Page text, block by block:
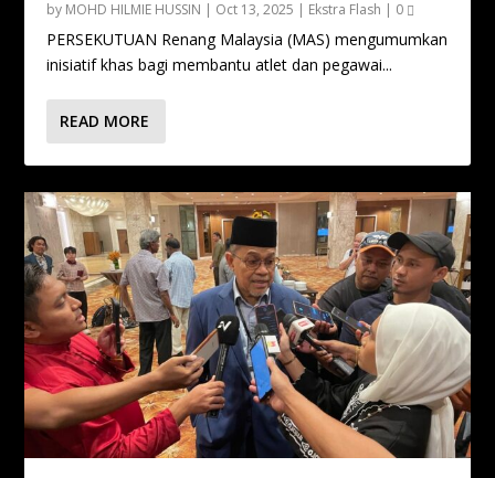
by MOHD HILMIE HUSSIN | Oct 13, 2025 | Ekstra Flash | 0
PERSEKUTUAN Renang Malaysia (MAS) mengumumkan
inisiatif khas bagi membantu atlet dan pegawai...
READ MORE